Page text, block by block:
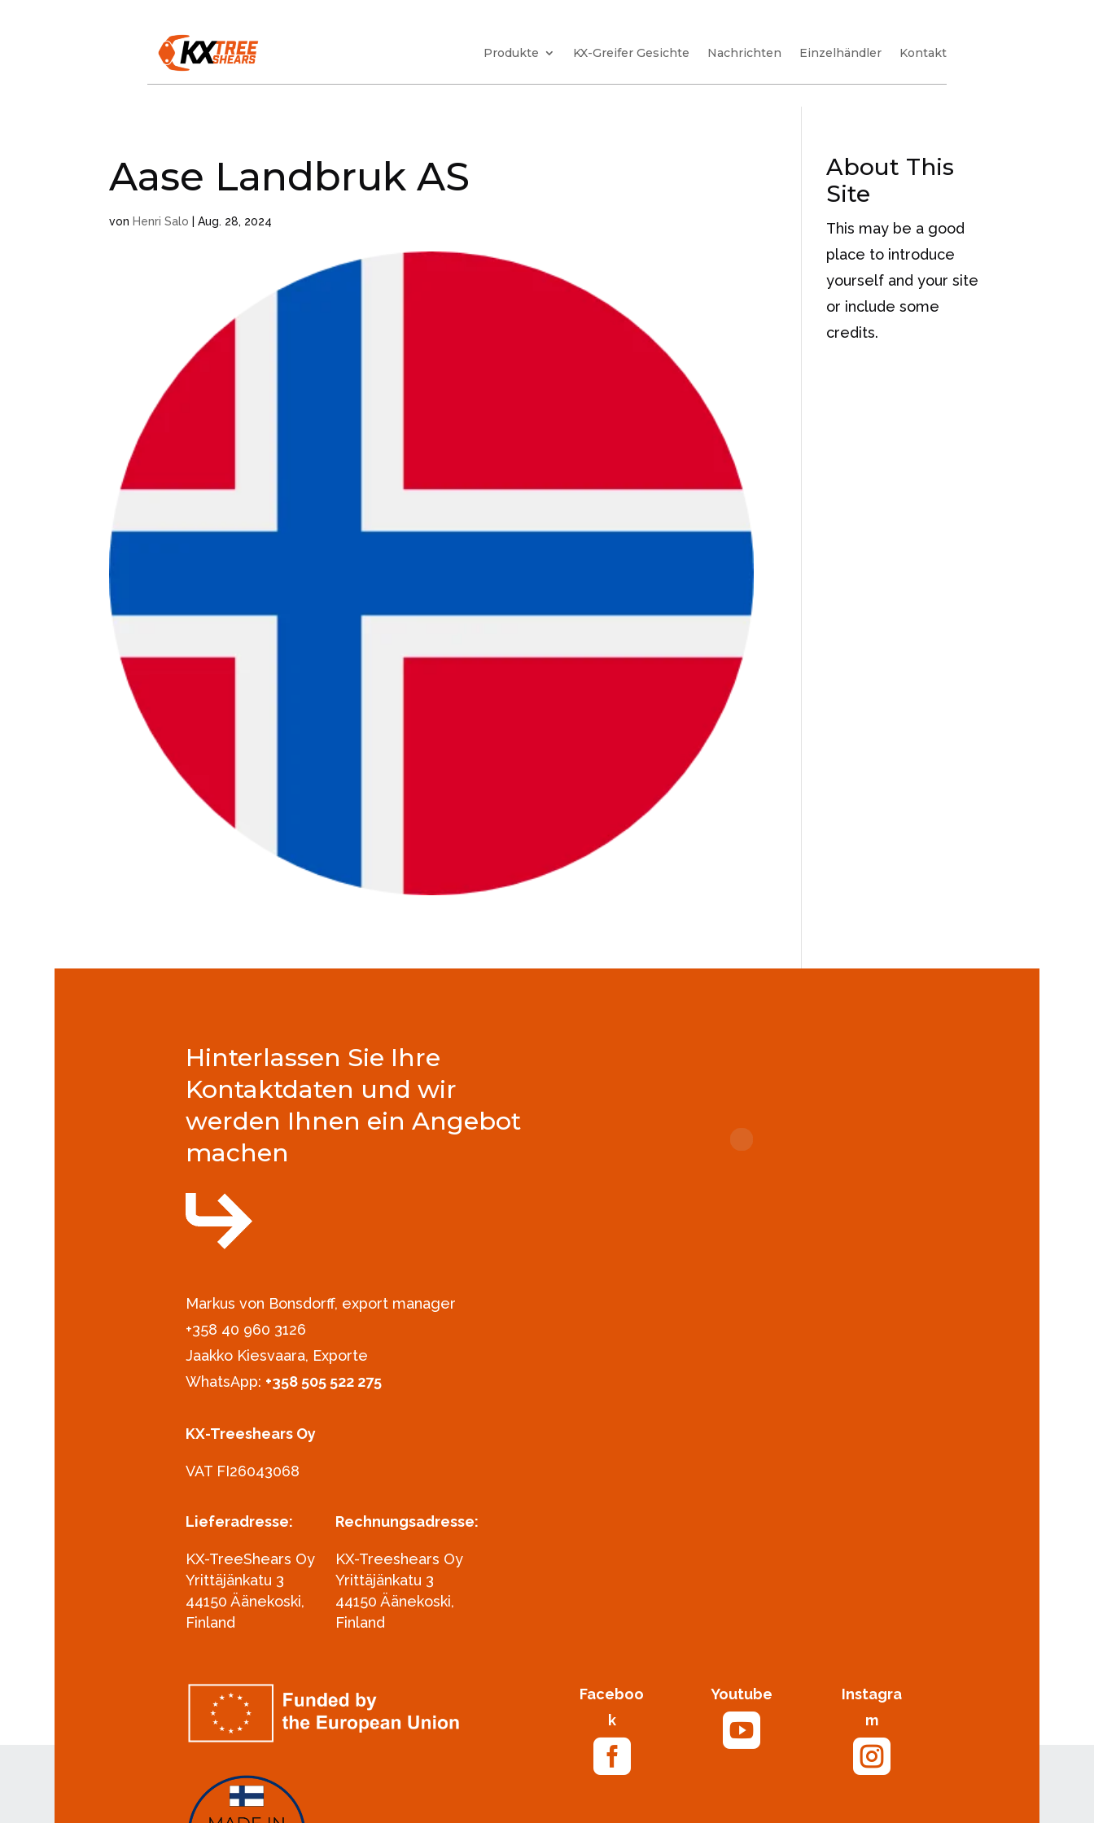
Produkte KX-Greifer Gesichte Nachrichten Einzelhändler Kontakt
Aase Landbruk AS
von Henri Salo |Aug. 28, 2024
About This
Site
This may be a good
place to introduce
yourself and your site
or include some
credits.
Hinterlassen Sie Ihre
Kontaktdaten und wir
werden Ihnen ein Angebot
machen
Markus von Bonsdorff, export manager
+358 40 960 3126‪
Jaakko Kiesvaara, Exporte
WhatsApp: +358 505 522 275
KX-Treeshears Oy
VAT FI26043068
Lieferadresse:
KX-TreeShears Oy
Yrittäjänkatu 3
44150 Äänekoski,
Finland
Rechnungsadresse:
KX-Treeshears Oy
Yrittäjänkatu 3
44150 Äänekoski,
Finland
Faceboo
k

Youtube

Instagra
m
